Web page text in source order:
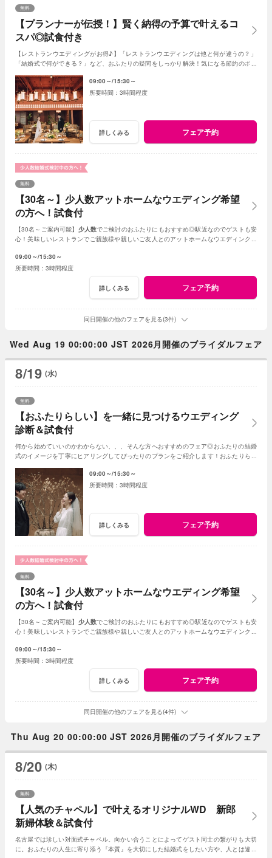
【プランナーが伝授！】賢く納得の予算で叶えるコ
スパ◎試食付き
無料
【レストランウエディングがお得♪】「レストランウエディングは他と何が違うの？」
「結婚式で何ができる？」など、おふたりの疑問をしっかり解決！気になる節約のポイ
09:00～ 15:30～
3時間程度
詳しくみる フェア予約
【30名～】少人数アットホームなウエディング希望
の方へ！試食付
無料
【30名～ご案内可能】 少人数でご検討のおふたりにもおすすめ◎駅近なのでゲストも安
心！美味しいレストランでご親族様や親しいご友人とのアットホームなウエディングが
09:00～ 15:30～
3時間程度
詳しくみる フェア予約
同日開催の他のフェアを見る(3件)
Wed Aug 19 00:00:00 JST 2026月開催のブライダルフェア
8/19 (水)
【おふたりらしい】を一緒に見つけるウエディング
診断＆試食付
無料
何から始めていいのかわからない、、、そんな方へおすすめのフェア◎おふたりの結婚
式のイメージを丁寧にヒアリングしてぴったりのプランをご紹介します！おふたりらし
09:00～ 15:30～
3時間程度
詳しくみる フェア予約
【30名～】少人数アットホームなウエディング希望
の方へ！試食付
無料
【30名～ご案内可能】 少人数でご検討のおふたりにもおすすめ◎駅近なのでゲストも安
心！美味しいレストランでご親族様や親しいご友人とのアットホームなウエディングが
09:00～ 15:30～
3時間程度
詳しくみる フェア予約
同日開催の他のフェアを見る(4件)
Thu Aug 20 00:00:00 JST 2026月開催のブライダルフェア
8/20 (木)
【人気のチャペル】で叶えるオリジナルWD 新郎
新婦体験＆試食付
無料
名古屋では珍しい対面式チャペル。向かい合うことによってゲスト同士の繋がりも大切
に。おふたりの人生に寄り添う『本質』を大切にした結婚式をしたい方や、人とは違う